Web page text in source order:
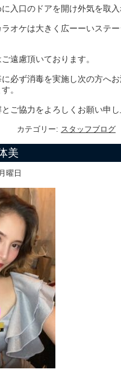
入口のドアを開け外気を取入
オケは大きく広ーーいステ
遠慮頂いております。
必ず消毒を実施し次の方へ
。
ご協力をよろしくお願い申
カテゴリー: スタッフブログ
美
曜日